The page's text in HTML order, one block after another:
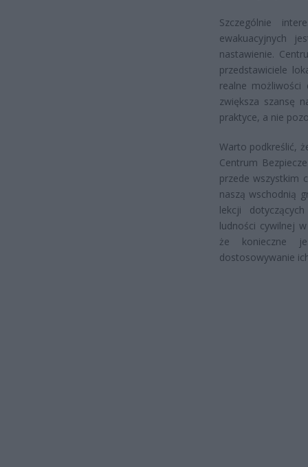
Szczególnie
ewakuacyjnych
nastawienie.
przedstawiciele
realne możliwości
zwiększa szansę
praktyce, a nie
Warto podkreślić,
Centrum
przede wszystkim
naszą wschodnią
lekcji
ludności cywilnej
że konieczne
dostosowywanie